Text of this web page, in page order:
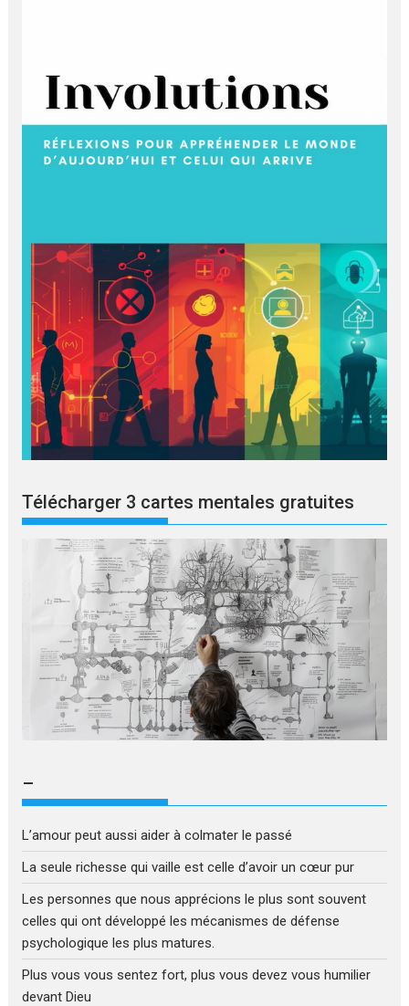
Télécharger 3 cartes mentales gratuites
–
L’amour peut aussi aider à colmater le passé
La seule richesse qui vaille est celle d’avoir un cœur pur
Les personnes que nous apprécions le plus sont souvent
celles qui ont développé les mécanismes de défense
psychologique les plus matures.
Plus vous vous sentez fort, plus vous devez vous humilier
devant Dieu